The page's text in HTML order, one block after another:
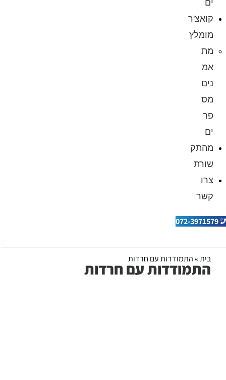
ים
קואצ'ר
מומלץ
מת
אמ
נים
מס
פר
ים
מהתק
שורת
צרו
קשר
072-3971579
בית»התמודדות עם חרדות
התמודדות עם חרדות